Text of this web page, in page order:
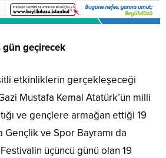
geçirecek
etkinliklerin gerçekleşeceği
Mustafa Kemal Atatürk’ün milli
ve gençlere armağan ettiği 19
Gençlik ve Spor Bayramı da
üçüncü günü olan 19